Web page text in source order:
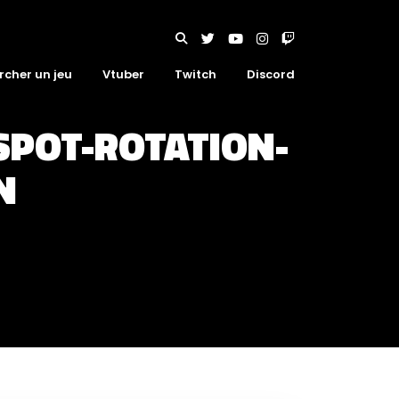
un jeu Vtuber Twitch Discord
ROTATION-